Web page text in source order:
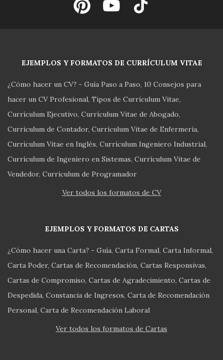
EJEMPLOS Y FORMATOS DE CURRÍCULUM VITAE
¿Cómo hacer un CV? - Guía Paso a Paso 10 Consejos para
hacer un CV Profesional Tipos de Currículum Vitae
Currículum Ejecutivo Currículum Vitae de Abogado
Currículum de Contador Currículum Vitae de Enfermería
Currículum Vitae en Inglés Currículum Ingeniero Industrial
Currículum de Ingeniero en Sistemas Currículum Vitae de
Vendedor Currículum de Programador
Ver todos los formatos de CV
EJEMPLOS Y FORMATOS DE CARTAS
¿Cómo hacer una Carta? - Guía Carta Formal Carta Informal
Carta Poder Cartas de Recomendación Cartas Responsivas
Cartas de Compromiso Cartas de Agradecimiento Cartas de
Despedida Constancia de Ingresos Carta de Recomendación
Personal Carta de Recomendación Laboral
Ver todos los formatos de Cartas